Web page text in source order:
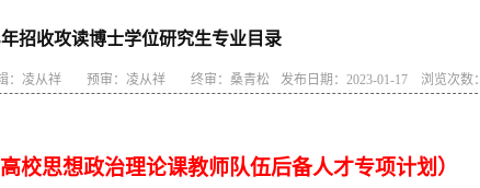
招收攻读博士学位研究生专业目录
：凌从祥 预审：凌从祥 终审：桑青松 发布日期：2023-01-17 浏览次数：
校思想政治理论课教师队伍后备人才专项计划）